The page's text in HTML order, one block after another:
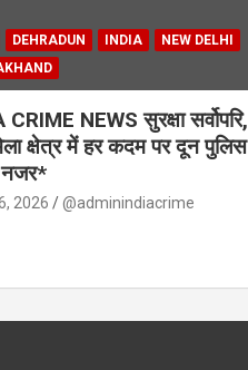
DEHRADUN INDIA
NEW DELHI
NEWS सुरक्षा सर्वोपरि,
क्षेत्र में हर कदम पर दून पुलिस
नजर*
2026 @adminindiacrime